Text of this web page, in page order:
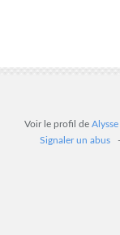
Voir le profil de Alysse
Signaler un abus